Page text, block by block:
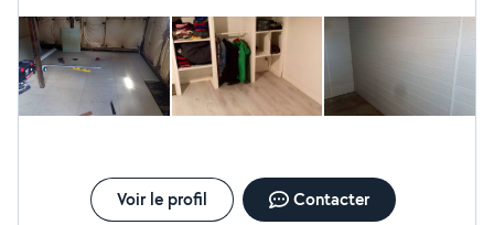
Voir le profil Contacter